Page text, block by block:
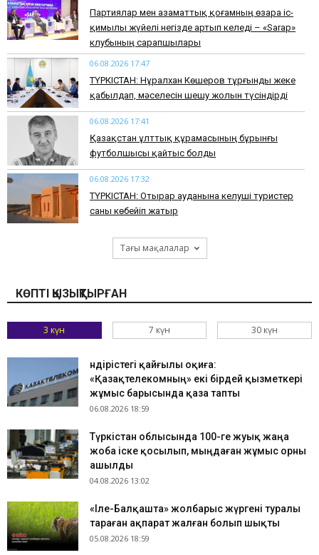
Партиялар мен азаматтық қоғамның өзара іс-
қимылы жүйелі негізде артып келеді – «Sarap»
клубының сарапшылары
06.08.2026 17:47
ТҮРКІСТАН: Нұралхан Көшеров тұрғынды жеке
қабылдап, мәселесін шешу жолын түсіндірді
06.08.2026 17:41
Қазақстан ұлттық құрамасының бұрынғы
футболшысы қайтыс болды
06.08.2026 17:32
ТҮРКІСТАН: Отырар ауданына келуші туристер
саны көбейіп жатыр
Тағы мақалалар
КӨПТІ ҚЫЗЫҚТЫРҒАН
3 күн 7 күн 30 күн
Өндірістегі қайғылы оқиға:
«Қазақтелекомның» екі бірдей қызметкері
жұмыс барысында қаза тапты
06.08.2026 18:59
Түркістан облысында 100-ге жуық жаңа
жоба іске қосылып, мыңдаған жұмыс орны
ашылды
04.08.2026 13:02
«Іле-Балқашта» жолбарыс жүргені туралы
тараған ақпарат жалған болып шықты
05.08.2026 18:59